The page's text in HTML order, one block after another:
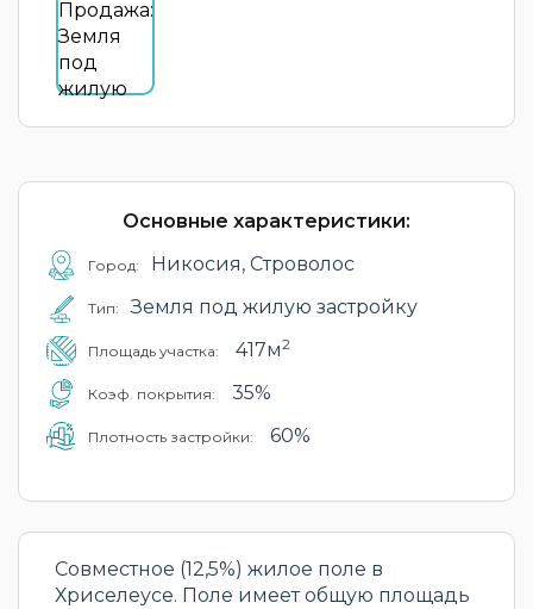
Основные характеристики:
Город: Никосия, Строволос
Тип: Земля под жилую застройку
Площадь участка: 417м2
Коэф. покрытия: 35%
Плотность застройки: 60%
Совместное (12,5%) жилое поле в
Хриселеусе. Поле имеет общую площадь